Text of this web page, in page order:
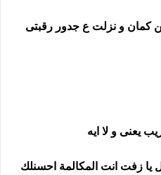
كمان و نزلت ع جدور رقبتى
يعنى و لا ايه
زفت انت المكالمة احسنلك